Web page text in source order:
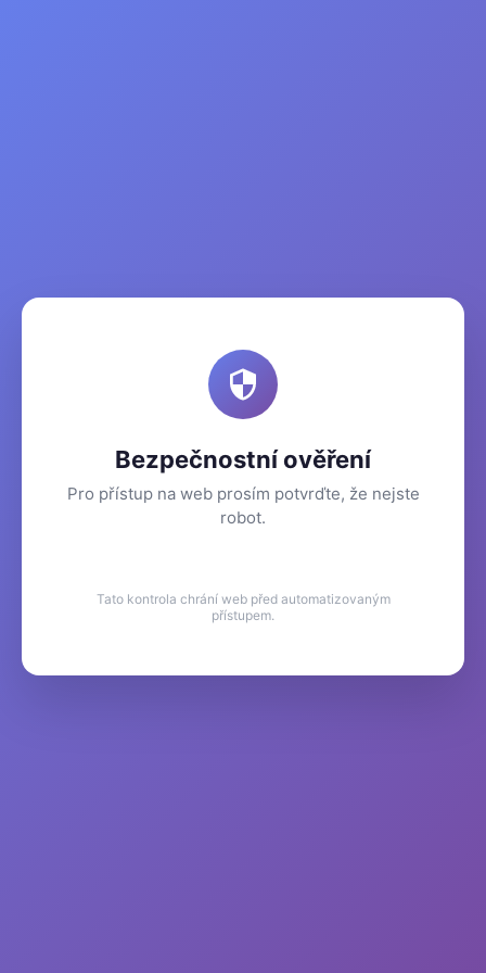
Bezpečnostní ověření
Pro přístup na web prosím potvrďte, že nejste
robot.
Tato kontrola chrání web před automatizovaným
přístupem.